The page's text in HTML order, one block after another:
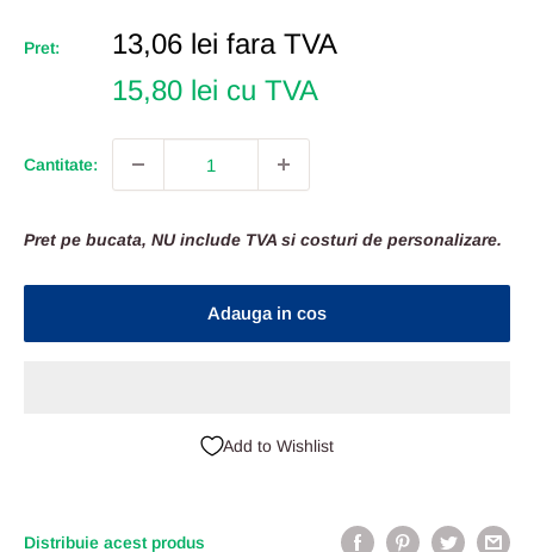
Pret:
Pret
13,06 lei fara TVA
15,80 lei cu TVA
Cantitate:
Pret pe bucata, NU include TVA si costuri de personalizare.
Adauga in cos
Add to Wishlist
Distribuie acest produs